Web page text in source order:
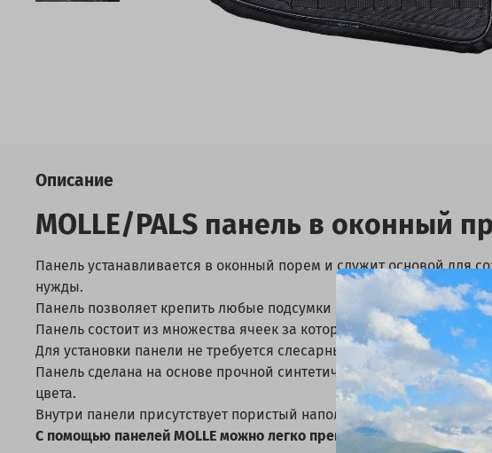
Описание
MOLLE/PALS панель в оконный
Панель устанавливается в оконный порем и служит основой для
нужды.
Панель позволяет крепить любые подсумки с креплениями MOLLE.
Панель состоит из множества ячеек за которые можно
Для установки панели не требуется слесарных работ. Панель
Панель сделана на основе прочной синтетической ткани, внутри
цвета.
Внутри панели присутствует пористый наполнитель, для
С помощью панелей MOLLE можно легко превратить не